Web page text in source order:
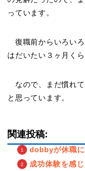
っています。
復職前からいろい
はだいたい３ヶ月く
なので、まだ慣れて
と思っています。
関連投稿:
dobbyが休職
成功体験を感